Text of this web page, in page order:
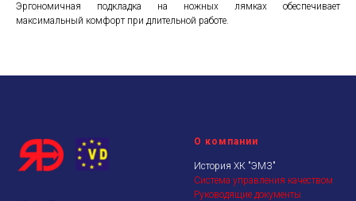
Эргономичная подкладка на ножных лямках обеспечивает
максимальный комфорт при длительной работе.
О компании
История ХК "ЭМЗ"
Система управления качеством
Руководящие документы